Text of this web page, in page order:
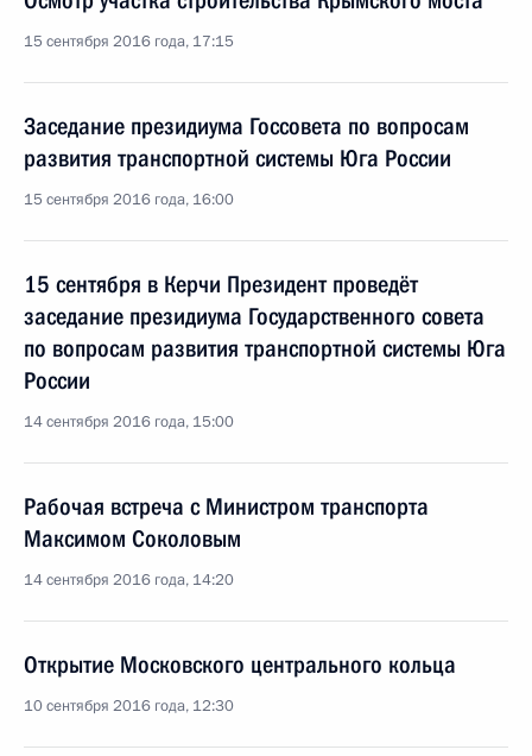
15 сентября 2016 года, 17:15
Заседание президиума Госсовета по вопросам
развития транспортной системы Юга России
15 сентября 2016 года, 16:00
15 сентября в Керчи Президент проведёт
заседание президиума Государственного совета
по вопросам развития транспортной системы Юга
России
14 сентября 2016 года, 15:00
Рабочая встреча с Министром транспорта
Максимом Соколовым
14 сентября 2016 года, 14:20
Открытие Московского центрального кольца
10 сентября 2016 года, 12:30